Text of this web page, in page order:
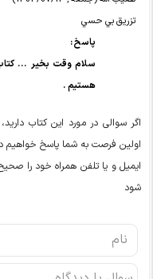
تزريق بي حسي
پاسخ :
سلام وقت بخیر ...
هستیم .
اگر سوالی در مورد این کتاب
اولین فرصت به شما پاسخ خواهیم
ایمیل و یا تلفن همراه خود را
شود